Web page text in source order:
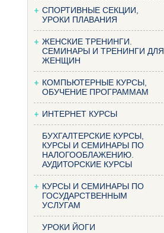
СПОРТИВНЫЕ СЕКЦИИ,
УРОКИ ПЛАВАНИЯ
ЖЕНСКИЕ ТРЕНИНГИ.
СЕМИНАРЫ И ТРЕНИНГИ ДЛЯ
ЖЕНЩИН
КОМПЬЮТЕРНЫЕ КУРСЫ,
ОБУЧЕНИЕ ПРОГРАММАМ
ИНТЕРНЕТ КУРСЫ
БУХГАЛТЕРСКИЕ КУРСЫ,
КУРСЫ И СЕМИНАРЫ ПО
НАЛОГООБЛАЖЕНИЮ.
АУДИТОРСКИЕ КУРСЫ
КУРСЫ И СЕМИНАРЫ ПО
ГОСУДАРСТВЕННЫМ
УСЛУГАМ
УРОКИ ЙОГИ